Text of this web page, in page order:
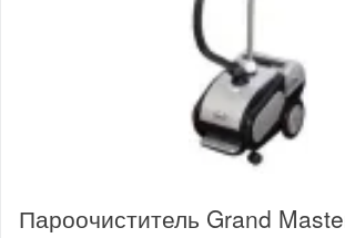
Пароочиститель Grand